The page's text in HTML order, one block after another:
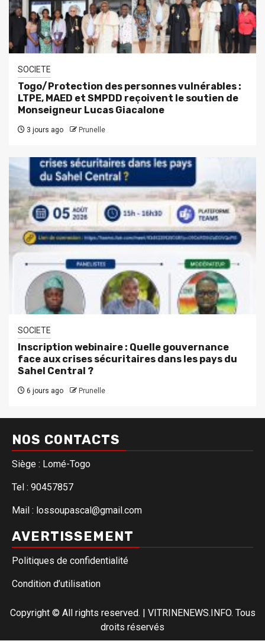
SOCIETE
Togo/Protection des personnes vulnérables :
LTPE, MAED et SMPDD reçoivent le soutien de
Monseigneur Lucas Giacalone
3 jours ago Prunelle
SOCIETE
Inscription webinaire : Quelle gouvernance
face aux crises sécuritaires dans les pays du
Sahel Central ?
6 jours ago Prunelle
NOS CONTACTS
Siège : Lomé-Togo
Tel : 90457857
Mail : lossoupascal@gmail.com
AVERTISSEMENT
Politiques de confidentialité
Condition d’utilisation
Copyright © All rights reserved. | VITRINENEWS.INFO. Tous
droits réservés